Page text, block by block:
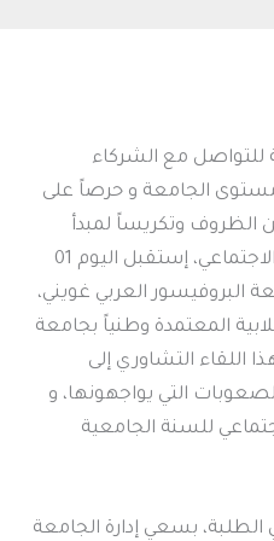
للتواصل مع الشركاء
مستوى الجامعة و حرصاً على
وتكريساً لمبدأ
الحوار و التشاور مع الشريك الاجتماعي، إستقبل اليوم 01
الجامعة البروفيسور العربي غويني،
المعتمدة وطنياً بجامعة
اللقاء التشاوري إلى
التي يواجهونها، و
للسنة الجامعية
بسعي إدارة الجامعة